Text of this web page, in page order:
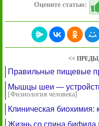
Оцените статью:
<<
Правильные пищевые
Мышцы шеи —
[Физиология человека]
Клиническая биохимия:
Жизнь со спина бифида